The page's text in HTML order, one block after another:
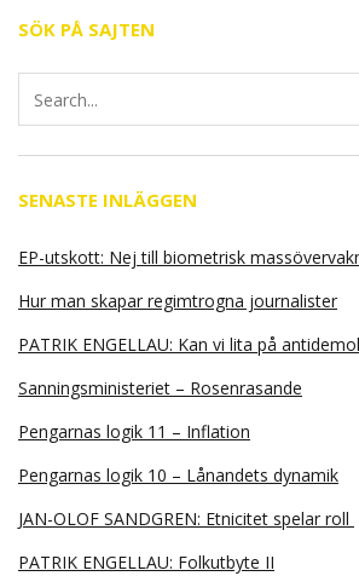
SÖK PÅ SAJTEN
SENASTE INLÄGGEN
EP-utskott: Nej till biometrisk
Hur man skapar regimtrogna journalister
PATRIK ENGELLAU: Kan vi lita på
Sanningsministeriet – Rosenrasande
Pengarnas logik 11 – Inflation
Pengarnas logik 10 – Lånandets dynamik
JAN-OLOF SANDGREN: Etnicitet spelar roll
PATRIK ENGELLAU: Folkutbyte II